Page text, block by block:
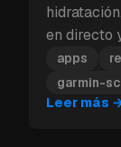
en directo
Garmin
apps
garmin-
Leer más